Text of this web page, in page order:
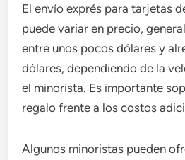
El envío exprés para tarjetas
puede variar en precio,
entre unos pocos dólares y
dólares, dependiendo de la
el minorista. Es importante
regalo frente a los costos
Algunos minoristas pueden